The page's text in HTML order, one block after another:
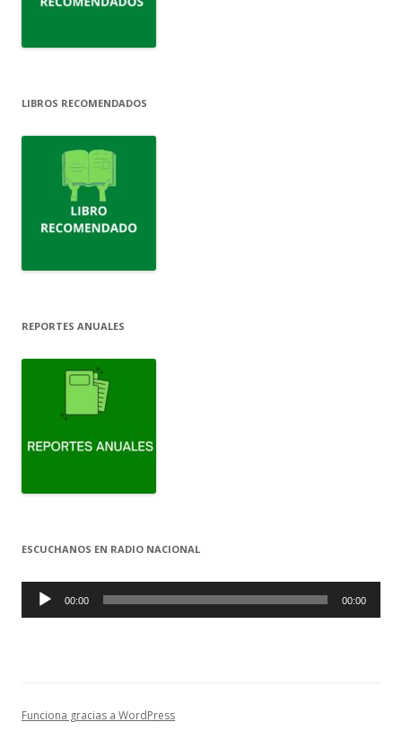
LIBROS RECOMENDADOS
REPORTES ANUALES
ESCUCHANOS EN RADIO NACIONAL
Reproductor
audio
00:00 00:00
Funciona gracias a WordPress